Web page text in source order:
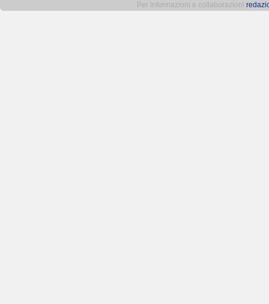
Per informazioni e collaborazioni